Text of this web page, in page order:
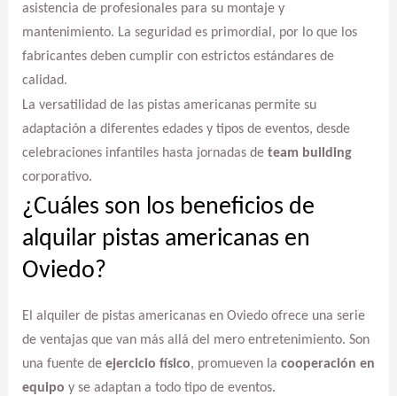
asistencia de profesionales para su montaje y
mantenimiento. La seguridad es primordial, por lo que los
fabricantes deben cumplir con estrictos estándares de
calidad.
La versatilidad de las pistas americanas permite su
adaptación a diferentes edades y tipos de eventos, desde
celebraciones infantiles hasta jornadas de team building
corporativo.
¿Cuáles son los beneficios de
alquilar pistas americanas en
Oviedo?
El alquiler de pistas americanas en Oviedo ofrece una serie
de ventajas que van más allá del mero entretenimiento. Son
una fuente de ejercicio físico, promueven la cooperación en
equipo y se adaptan a todo tipo de eventos.